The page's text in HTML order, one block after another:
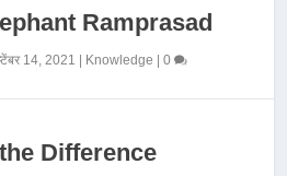
Ramprasad
14, 2021 Knowledge |0
Difference